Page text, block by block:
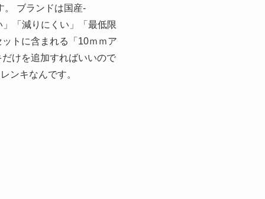
。 ブランドは国産-
「減りにくい」「最低限
トに含まれる「10ｍｍア
けを追加すればいいので
ンキなんです。